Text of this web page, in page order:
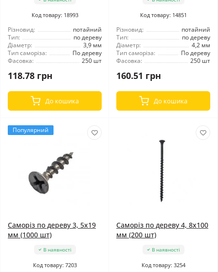
Код товару: 18993
Різновид:
потайний
Тип:
по дереву
Діаметр:
3,9 мм
Тип саморіза:
По дереву
Фасовка:
250 шт
118.78 грн
До кошика
Код товару: 14851
Різновид:
потайний
Тип:
по дереву
Діаметр:
4,2 мм
Тип саморіза:
По дереву
Фасовка:
250 шт
160.51 грн
До кошика
Популярний
Саморіз по дереву 3, 5x19
мм (1000 шт)
В наявності
Код товару: 7203
Саморіз по дереву 4, 8x100
мм (200 шт)
В наявності
Код товару: 3254